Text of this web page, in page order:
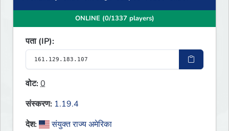
ONLINE (0/1337 players)
पता (IP):
वोट:0
संस्करण: 1.19.4
देश:
संयुक्त राज्य अमेरिका